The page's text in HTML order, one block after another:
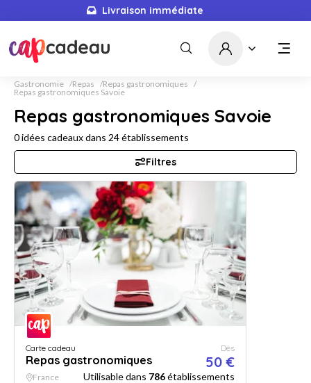
Livraison immédiate
Gastronomie Repas
Repas gastronomiques
Repas gastronomiques Savoie
Repas gastronomiques Savoie
0idées cadeaux dans 24établissements
Filtres
Carte cadeau
Repas gastronomiques
Dès
50 €
France Utilisable dans 786établissements